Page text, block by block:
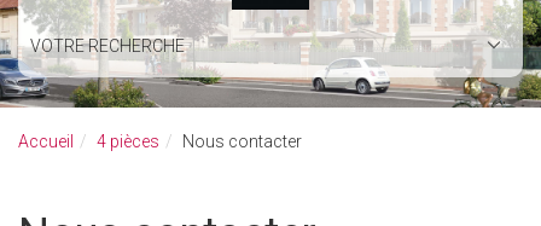
VOTRE RECHERCHE
Accueil 4 pièces Nous contacter